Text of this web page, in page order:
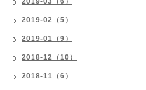
2019-02（5）
2019-01（9）
2018-12（10）
2018-11（6）